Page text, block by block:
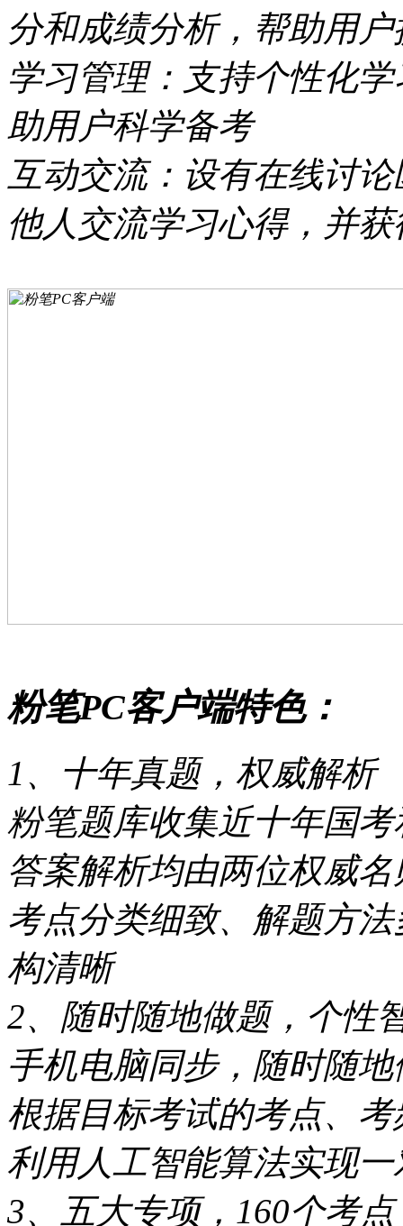
分和成绩分析，帮助用
学习管理：支持个性化
助用户科学备考
互动交流：设有在线讨
他人交流学习心得，并
粉笔PC客户端特色：
1、十年真题，权威解析
粉笔题库收集近十年国
答案解析均由两位权威
考点分类细致、解题方
构清晰
2、随时随地做题，个性
手机电脑同步，随时随地
根据目标考试的考点、
利用人工智能算法实现
3、五大专项，160个考点